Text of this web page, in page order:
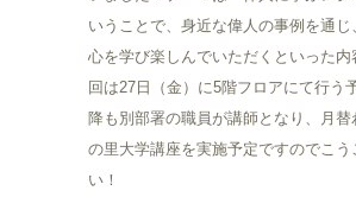
いうことで、身近な偉人の事例を通
心を学び楽しんでいただくといった内
回は27日（金）に5階フロアにて行う
降も別部署の職員が講師となり、月替
の里大学講座を実施予定ですのでこう
い！